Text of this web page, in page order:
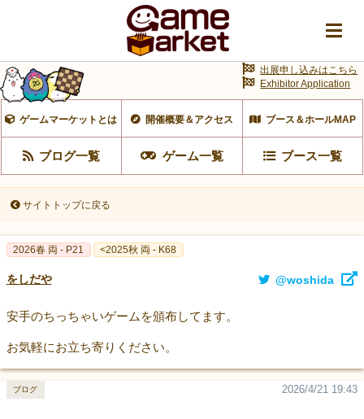
ゲームマーケットとは 開催概要＆アクセス ブース＆ホールMAP
ブログ一覧 ゲーム一覧 ブース一覧
出展申し込みはこちら
Exhibitor Application
サイトトップに戻る
2026春 両 - P21 <2025秋 両 - K68
をしだや @woshida
安手のちっちゃいゲームを頒布してます。
お気軽にお立ち寄りください。
2026/4/21 19:43
ブログ